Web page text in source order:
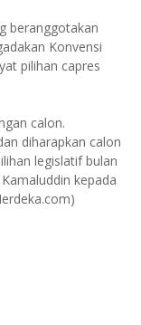
beranggotakan
Konvensi
pilihan capres
calon.
diharapkan calon
legislatif bulan
kepada